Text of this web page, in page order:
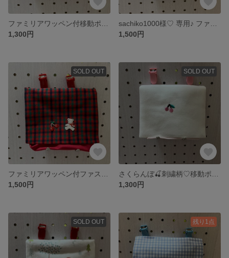
1,300円
1,500円
SOLD OUT
1,500円
SOLD OUT
1,300円
SOLD OUT 残り1点